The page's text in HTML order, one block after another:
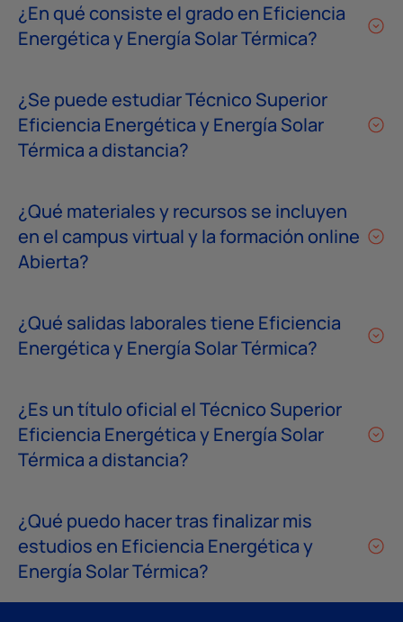
¿En qué consiste el grado en Eficiencia
Energética y Energía Solar Térmica?
¿Se puede estudiar Técnico Superior
Eficiencia Energética y Energía Solar
Térmica a distancia?
¿Qué materiales y recursos se incluyen
en el campus virtual y la formación online
Abierta?
¿Qué salidas laborales tiene Eficiencia
Energética y Energía Solar Térmica?
¿Es un título oficial el Técnico Superior
Eficiencia Energética y Energía Solar
Térmica a distancia?
¿Qué puedo hacer tras finalizar mis
estudios en Eficiencia Energética y
Energía Solar Térmica?